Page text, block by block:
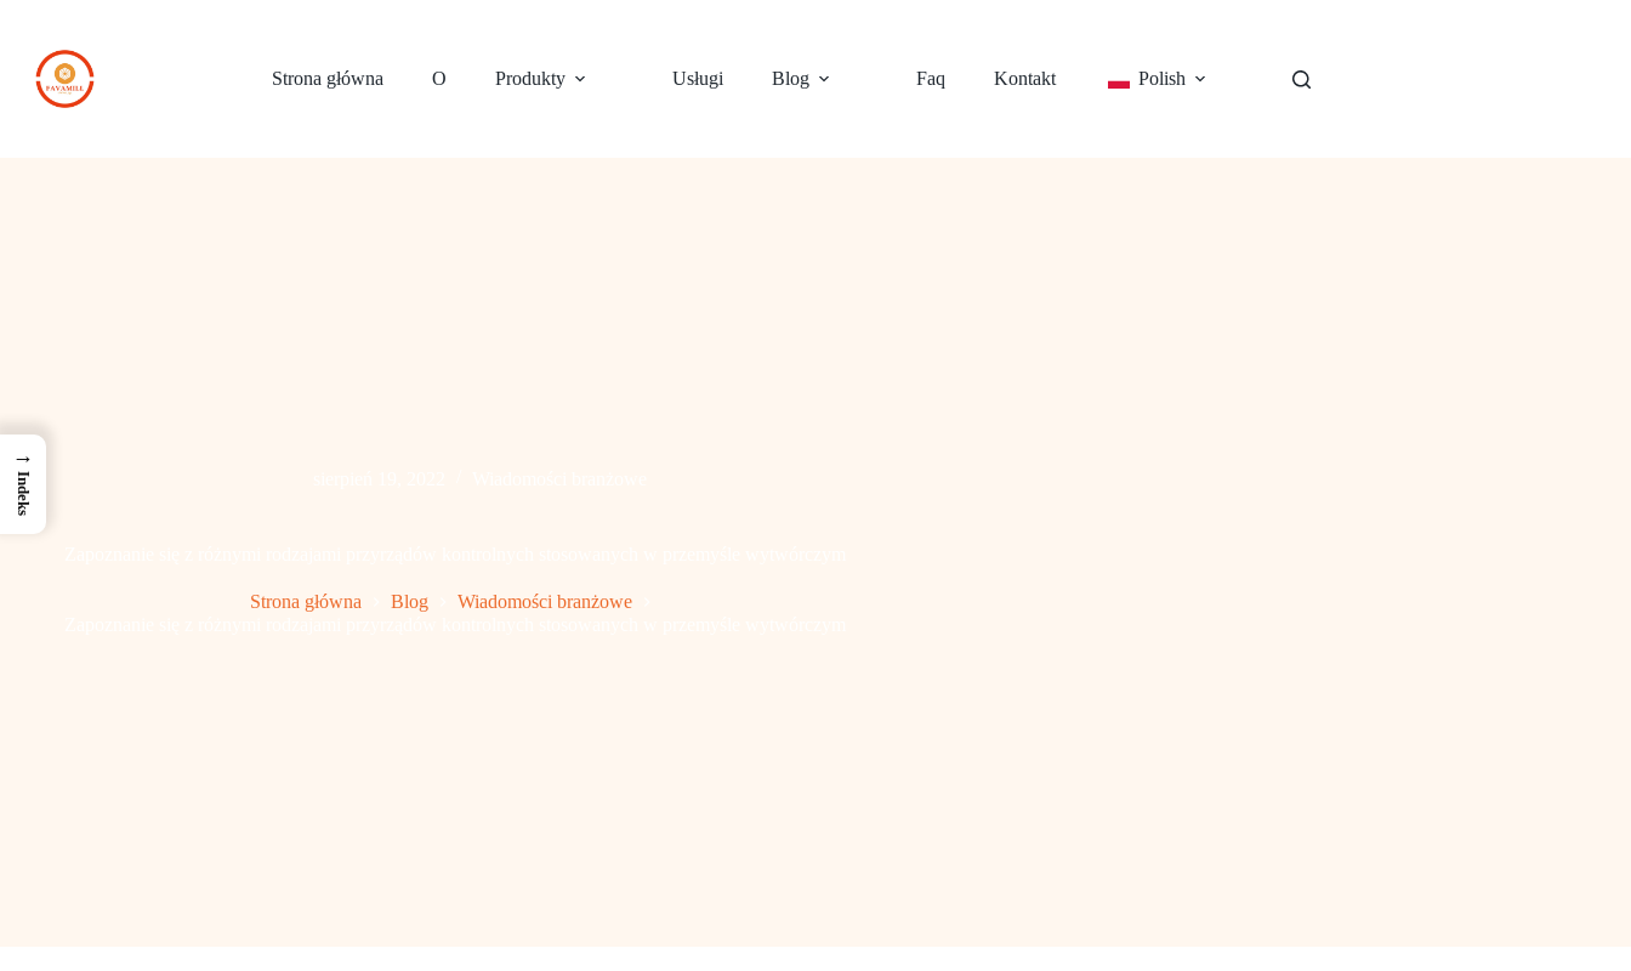
Strona główna
O Produkty Usługi Blog Faq Kontakt Polish
Strona główna Blog
Wiadomości branżowe
→
Indeks